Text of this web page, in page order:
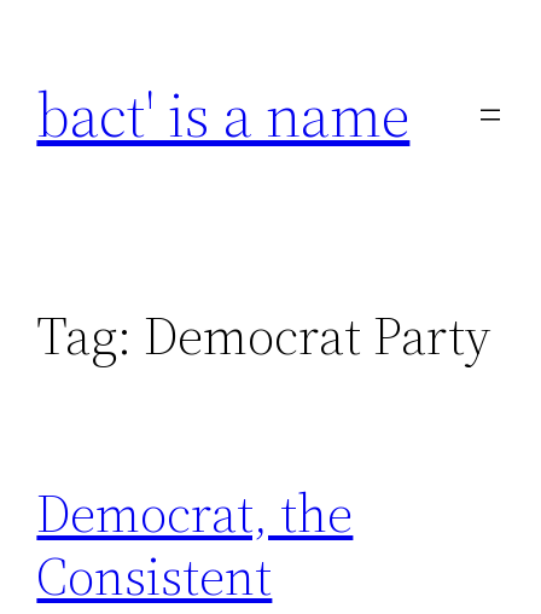
content
bact' is a name
Tag: Democrat Party
Democrat, the
Consistent